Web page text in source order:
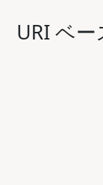
URI ベ